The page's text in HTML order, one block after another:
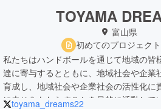
TOYAMA
富山県
初めてのプロジェク
私たちはハンドボールを通じて地域の皆
達に寄与するとともに、地域社会や企業
育成し、地域社会や企業社会の活性化に
に幸せをもたらすことを目的に活動して
toyama_dreams22